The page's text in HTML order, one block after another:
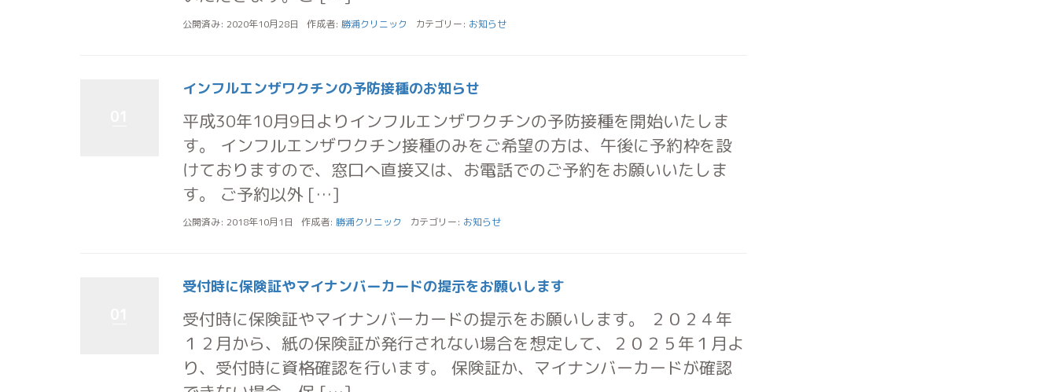
公開済み: 2020年10月28日 作成者: 勝浦クリニック カテゴリー: お知らせ
インフルエンザワクチンの予防接種のお知らせ
平成30年10月9日よりインフルエンザワクチンの予防接種を開始いたしま
す。 インフルエンザワクチン接種のみをご希望の方は、午後に予約枠を設
けておりますので、窓口へ直接又は、お電話でのご予約をお願いいたしま
す。 ご予約以外 […]
公開済み: 2018年10月1日 作成者: 勝浦クリニック カテゴリー: お知らせ
受付時に保険証やマイナンバーカードの提示をお願いします
受付時に保険証やマイナンバーカードの提示をお願いします。 ２０２４年
１２月から、紙の保険証が発行されない場合を想定して、２０２５年１月よ
り、受付時に資格確認を行います。 保険証か、マイナンバーカードが確認